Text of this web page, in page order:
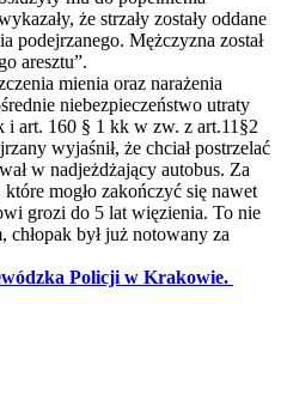
że strzały zostały oddane
podejrzanego. Mężczyzna został
aresztu”.
mienia oraz narażenia
niebezpieczeństwo utraty
art. 160 § 1 kk w zw. z art.11§2
wyjaśnił, że chciał postrzelać
w nadjeżdżający autobus. Za
mogło zakończyć się nawet
grozi do 5 lat więzienia. To nie
był już notowany za
Policji w Krakowie.